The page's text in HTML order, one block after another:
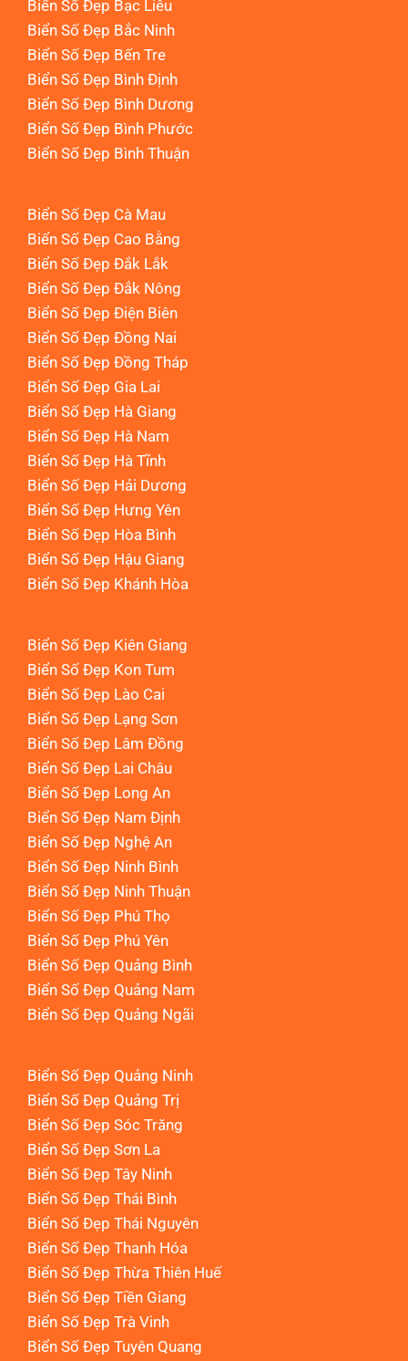
Biển Số Đẹp Bạc Liêu
Biển Số Đẹp Bắc Ninh
Biển Số Đẹp Bến Tre
Biển Số Đẹp Bình Định
Biển Số Đẹp Bình Dương
Biển Số Đẹp Bình Phước
Biển Số Đẹp Bình Thuận
Biển Số Đẹp Cà Mau
Biển Số Đẹp Cao Bằng
Biển Số Đẹp Đắk Lắk
Biển Số Đẹp Đắk Nông
Biển Số Đẹp Điện Biên
Biển Số Đẹp Đồng Nai
Biển Số Đẹp Đồng Tháp
Biển Số Đẹp Gia Lai
Biển Số Đẹp Hà Giang
Biển Số Đẹp Hà Nam
Biển Số Đẹp Hà Tĩnh
Biển Số Đẹp Hải Dương
Biển Số Đẹp Hưng Yên
Biển Số Đẹp Hòa Bình
Biển Số Đẹp Hậu Giang
Biển Số Đẹp Khánh Hòa
Biển Số Đẹp Kiên Giang
Biển Số Đẹp Kon Tum
Biển Số Đẹp Lào Cai
Biển Số Đẹp Lạng Sơn
Biển Số Đẹp Lâm Đồng
Biển Số Đẹp Lai Châu
Biển Số Đẹp Long An
Biển Số Đẹp Nam Định
Biển Số Đẹp Nghệ An
Biển Số Đẹp Ninh Bình
Biển Số Đẹp Ninh Thuận
Biển Số Đẹp Phú Thọ
Biển Số Đẹp Phú Yên
Biển Số Đẹp Quảng Bình
Biển Số Đẹp Quảng Nam
Biển Số Đẹp Quảng Ngãi
Biển Số Đẹp Quảng Ninh
Biển Số Đẹp Quảng Trị
Biển Số Đẹp Sóc Trăng
Biển Số Đẹp Sơn La
Biển Số Đẹp Tây Ninh
Biển Số Đẹp Thái Bình
Biển Số Đẹp Thái Nguyên
Biển Số Đẹp Thanh Hóa
Biển Số Đẹp Thừa Thiên Huế
Biển Số Đẹp Tiền Giang
Biển Số Đẹp Trà Vinh
Biển Số Đẹp Tuyên Quang